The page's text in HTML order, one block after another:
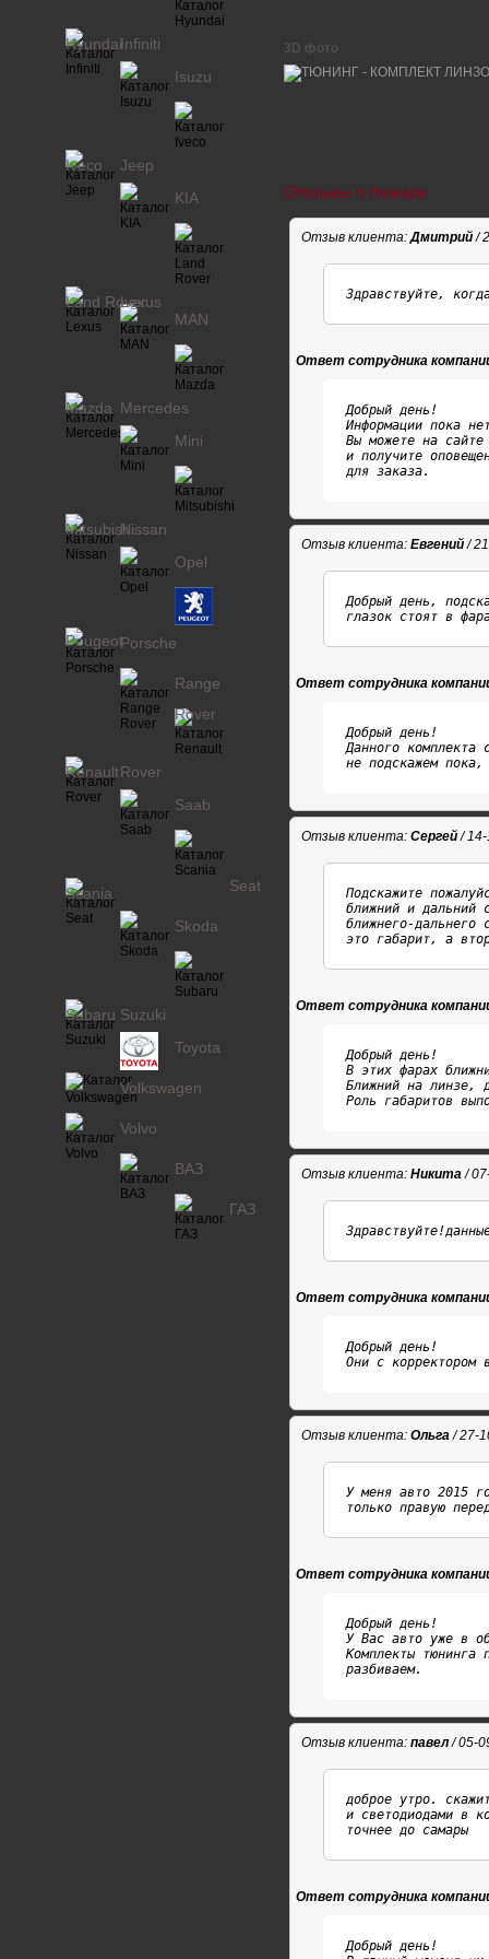
3D фото
Отзывы о товаре
Отзыв клиента:Дмитрий/
Здравствуйте,
Ответ сотрудника
Добрый день!
Информации пока
Вы можете на сайте
и получите
для заказа.
Отзыв клиента: Евгений/
Добрый день,
глазок стоят в
Ответ сотрудника
Добрый день!
Данного комплекта
не подскажем пока,
Отзыв клиента: Сергей/
Подскажите
ближний и дальний
ближнего-
это габарит, а
Ответ сотрудника
Добрый день!
В этих фарах
Ближний на линзе,
Роль габаритов
Отзыв клиента: Никита/
Ответ сотрудника
Добрый день!
Они с корректором
Отзыв клиента: Ольга/ 27-
У меня авто 2015
только правую
Ответ сотрудника
Добрый день!
У Вас авто уже в
Комплекты
разбиваем.
Отзыв клиента: павел/ 05-
доброе утро.
и светодиодами в
точнее до самары
Ответ сотрудника
Добрый день!
HyundaiInfiniti
Isuzu
Iveco
Jeep
KIA
Land Rover
Lexus
MAN
Mazda Mercedes
Mini
MitsubishiNissan
Opel
PeugeotPorsche
Range
Rover
RenaultRover
Saab
Scania Seat
Skoda
Subaru Suzuki
Toyota
Volkswagen
Volvo
ВАЗ
ГАЗ